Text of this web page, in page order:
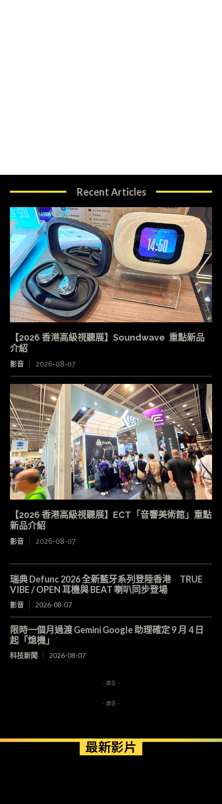
Recent Articles
【2026 香港高級視聽展】Soundwave 重點新品
介紹
影音 2026-08-07
【2026 香港高級視聽展】ECT「音響美術館」重點
新品介紹
影音 2026-08-07
瑞典 Defunc 2026 全新藍牙系列登陸香港 TRUE
VIBE / OPEN 耳機與 BEAT 喇叭同步登場
影音 2026-08-07
限時一個月過渡 Gemini Google 助理確定 9 月 4 日
起「熄機」
科技新聞 2026-08-07
- 廣告 -
- 廣告 -
最新影片